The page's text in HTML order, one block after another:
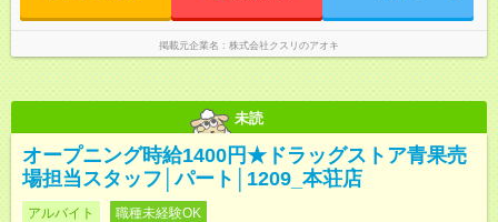
掲載元企業名 株式会社クスリのアオキ
未読
オープニング時給1400円★ドラッグストア青果売
場担当スタッフ│パート│1209_本荘店
アルバイト 職種未経験OK